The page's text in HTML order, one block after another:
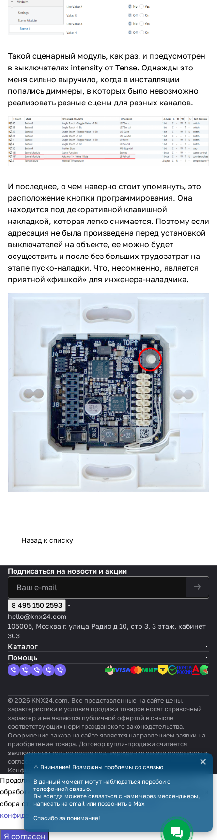
Такой сценарный модуль, как раз, и предусмотрен
в выключателях intensity от Tense. Однажды это
меня сильно выручило, когда в инсталляции
попались диммеры, в которых было невозможно
реализовать разные сцены для разных каналов.
И последнее, о чем наверно стоит упомянуть, это
расположение кнопки программирования. Она
находится под декоративной клавишной
накладкой, которая легко снимается. Поэтому если
адресация не была произведена перед установкой
выключателей на объекте, ее можно будет
осуществить и после без больших трудозатрат на
этапе пуско-наладки. Что, несомненно, является
приятной «фишкой» для инженера-наладчика.
Назад к списку
Подписаться на новости и акции
8 495 150 2593
hello@knx24.com
105005, Москва г. улица Радио д 10, стр 3, 3 этаж, кабинет
303
Каталог
Помощь
© 2026 KNX24.com. Все представленные на сайте цены,
характеристики и условия продажи товаров носят справочный
характер и не являются публичной офертой в смысле
соответствующих норм гражданского законодательства.
Оформление заказа на сайте является направлением заявки на
приобретение товара. Договор купли-продажи считается
заключённым только после подтверждения заказа продавцом и
согласования всех условий.
КонфиденциальностьОферта
⚠️ Внимание! Возможны проблемы со связью
В данный момент могут наблюдаться перебои с
телефонной связью.
Вы всегда можете связаться с нами через мессенджеры,
написать на email или позвонить в Max
Спасибо за понимание!
×
Продолжая использовать наш сайт, вы даёте согласие на
обработку файлов cookie в целях функционирования сайта и
сбора статистики в соответствии сполитикой
конфиденциальности
Я согласен